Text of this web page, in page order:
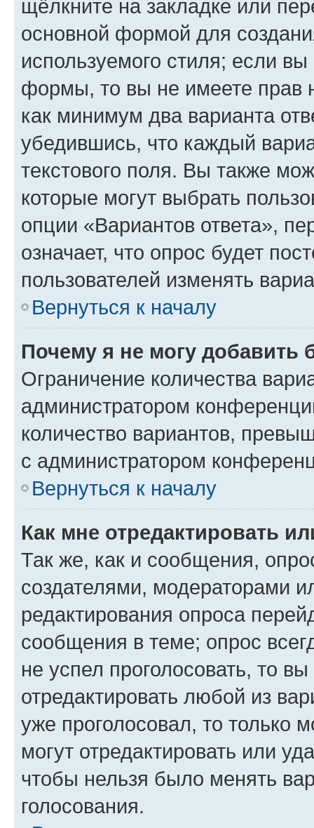
щёлкните на закладке или
основной формой для
используемого стиля; если
формы, то вы не имеете прав
как минимум два варианта
убедившись, что каждый
текстового поля. Вы также
которые могут выбрать
опции «Вариантов ответа»,
означает, что опрос будет
пользователей изменять
Вернуться к началу
Почему я не могу добавить
Ограничение количества
администратором
количество вариантов,
с администратором
Вернуться к началу
Как мне отредактировать
Так же, как и сообщения,
создателями, модераторами
редактирования опроса
сообщения в теме; опрос
не успел проголосовать, то
отредактировать любой из
уже проголосовал, то только
могут отредактировать или
чтобы нельзя было менять
голосования.